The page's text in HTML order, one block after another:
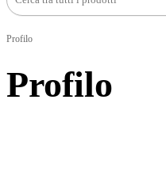
Profilo
Profilo